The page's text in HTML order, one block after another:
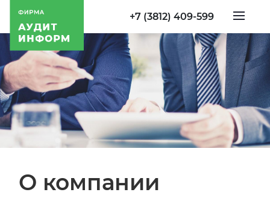
+7 (3812) 409-599
О компании